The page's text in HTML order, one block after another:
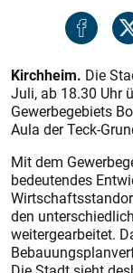
Kirchheim. Die
Juli, ab 18.30 Uhr
Gewerbegebiets
Aula der Teck-
Mit dem
bedeutendes
den
weitergearbeitet.